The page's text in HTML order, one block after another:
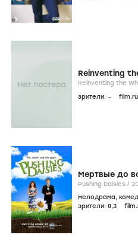
Reinventing
зрители: –
Мертвые до
Pushing Daisies /
мелодрама,
зрители: 8,3